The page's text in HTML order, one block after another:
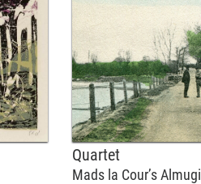
Quartet
Mads la Cour’s Almugi